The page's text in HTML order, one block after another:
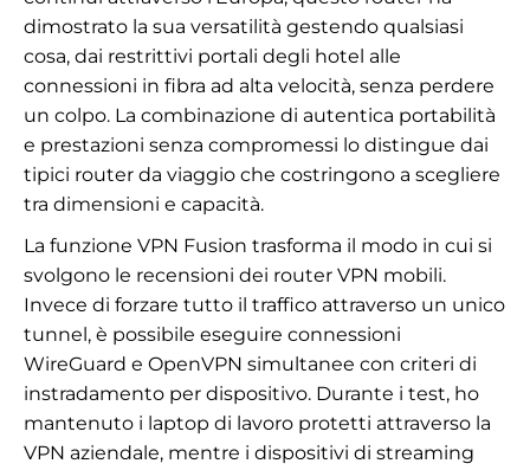
dimostrato la sua versatilità gestendo qualsiasi
cosa, dai restrittivi portali degli hotel alle
connessioni in fibra ad alta velocità, senza perdere
un colpo. La combinazione di autentica portabilità
e prestazioni senza compromessi lo distingue dai
tipici router da viaggio che costringono a scegliere
tra dimensioni e capacità.
La funzione VPN Fusion trasforma il modo in cui si
svolgono le recensioni dei router VPN mobili.
Invece di forzare tutto il traffico attraverso un unico
tunnel, è possibile eseguire connessioni
WireGuard e OpenVPN simultanee con criteri di
instradamento per dispositivo. Durante i test, ho
mantenuto i laptop di lavoro protetti attraverso la
VPN aziendale, mentre i dispositivi di streaming